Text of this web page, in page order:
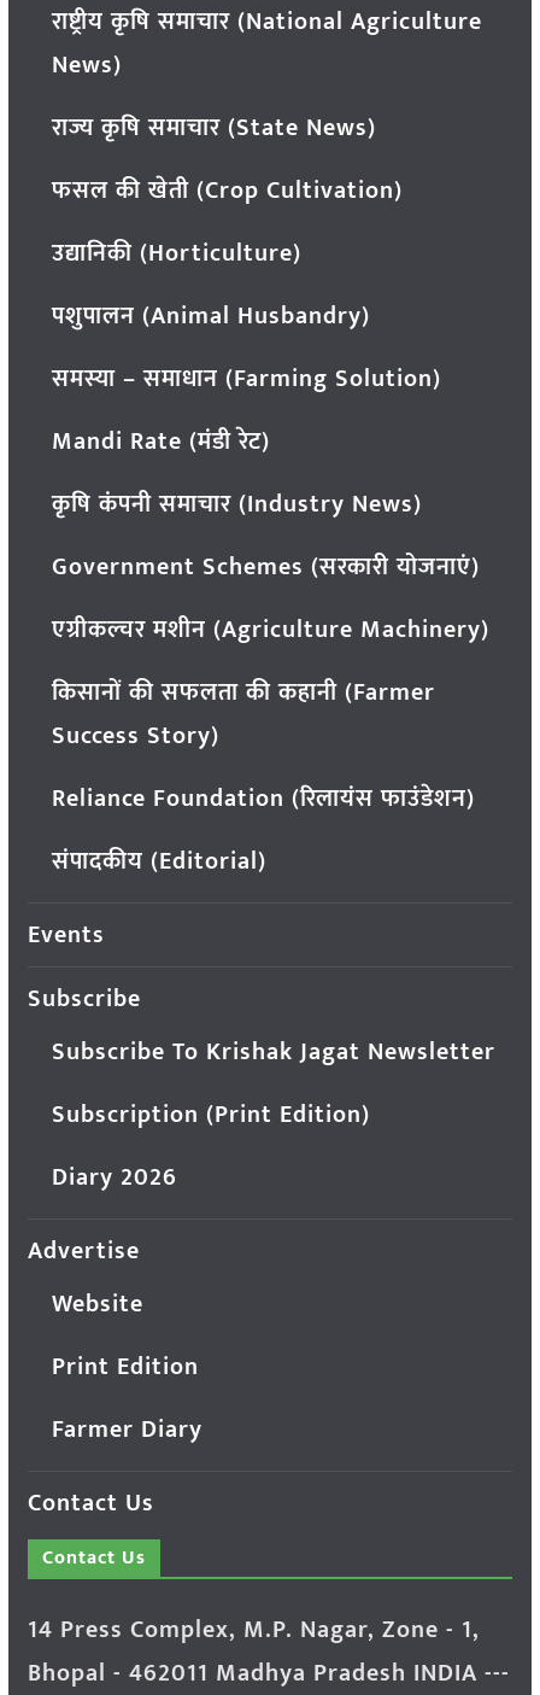
राष्ट्रीय कृषि समाचार (National Agriculture
News)
राज्य कृषि समाचार (State News)
फसल की खेती (Crop Cultivation)
उद्यानिकी (Horticulture)
पशुपालन (Animal Husbandry)
समस्या – समाधान (Farming Solution)
Mandi Rate (मंडी रेट)
कृषि कंपनी समाचार (Industry News)
Government Schemes (सरकारी योजनाएं)
एग्रीकल्चर मशीन (Agriculture Machinery)
किसानों की सफलता की कहानी (Farmer
Success Story)
Reliance Foundation (रिलायंस फाउंडेशन)
संपादकीय (Editorial)
Events
Subscribe
Subscribe To Krishak Jagat Newsletter
Subscription (Print Edition)
Diary 2026
Advertise
Website
Print Edition
Farmer Diary
Contact Us
Contact Us
14 Press Complex, M.P. Nagar, Zone - 1,
Bhopal - 462011 Madhya Pradesh INDIA ---